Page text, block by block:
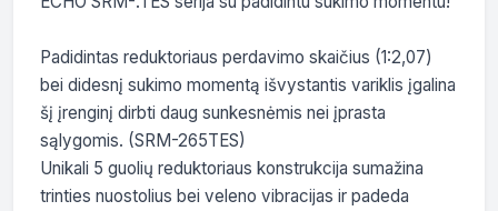
Padidintas reduktoriaus perdavimo skaičius (1:2,07)
bei didesnį sukimo momentą išvystantis variklis įgalina
šį įrenginį dirbti daug sunkesnėmis nei įprasta
sąlygomis. (SRM-265TES)
Unikali 5 guolių reduktoriaus konstrukcija sumažina
trinties nuostolius bei veleno vibracijas ir padeda